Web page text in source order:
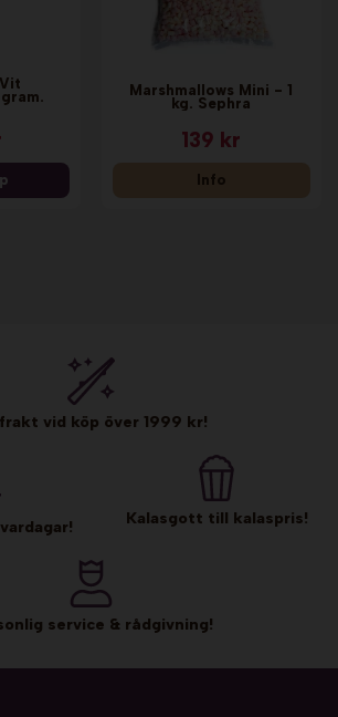
Marshmallows Mini - 1
kg. Sephra
139 kr
Info
vid köp över 1999 kr!
Kalasgott till kalaspris!
service & rådgivning!